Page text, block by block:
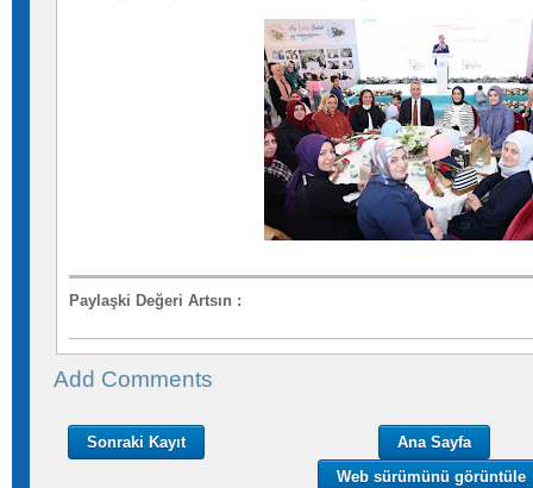
Paylaşki Değeri Artsın :
Add Comments
Sonraki Kayıt
Ana Sayfa
Web sürümünü görüntüle